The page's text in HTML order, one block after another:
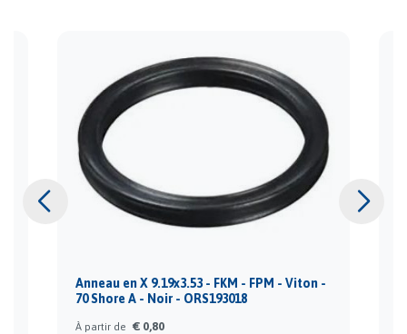
Anneau en X 9.19x3.53 - FKM - FPM - Viton -
70 Shore A - Noir - ORS193018
À partir de € 0,80